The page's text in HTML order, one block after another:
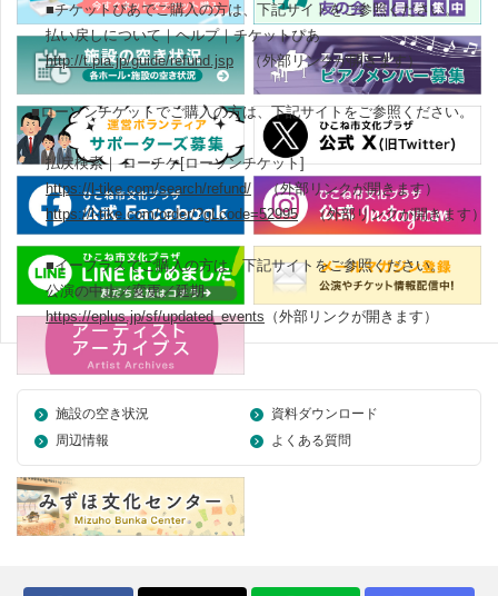
■チケットぴあでご購入の方は、下記サイトをご参照ください。
払い戻しについて｜ヘルプ｜チケットぴあ
http://t.pia.jp/guide/refund.jsp （外部リンクが開きます）
■ローソンチケットでご購入の方は、下記サイトをご参照ください。
払戻検索｜ ローチケ[ローソンチケット]
https://l-tike.com/search/refund/ （外部リンクが開きます）
https://l-tike.com/order/?gLcode=52995（外部リンクが開きます）
■イープラスでご購入の方は、下記サイトをご参照ください。
公演の中止／変更／延期
https://eplus.jp/sf/updated_events （外部リンクが開きます）
施設の空き状況
資料ダウンロード
周辺情報
よくある質問